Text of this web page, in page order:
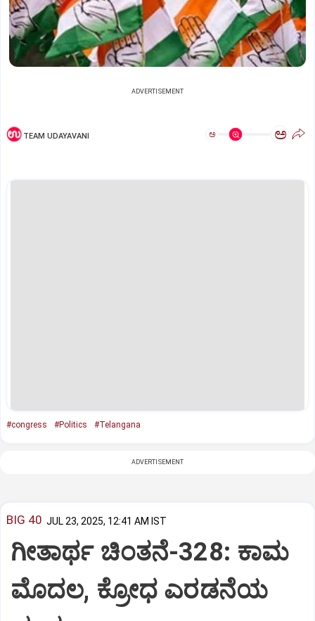
ADVERTISEMENT
TEAM UDAYAVANI ಅ ಅ
#congress #Politics #Telangana
ADVERTISEMENT
BIG 40 JUL 23, 2025, 12:41 AM IST
ಗೀತಾರ್ಥ ಚಿಂತನೆ-328: ಕಾಮ
ಮೊದಲ, ಕ್ರೋಧ ಎರಡನೆಯ